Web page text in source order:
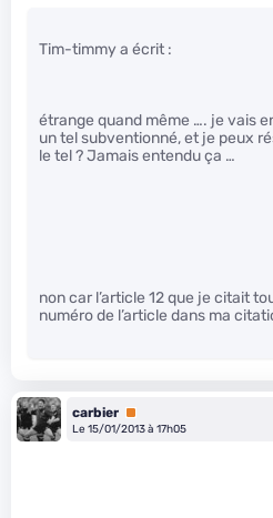
Tim-timmy a écrit :
étrange quand même …. je vais
un tel subventionné, et je peux
le tel ? Jamais entendu ça …
non car l’article 12 que je citait
numéro de l’article dans ma
carbier Premium
Le 15/01/2013 à 17h05